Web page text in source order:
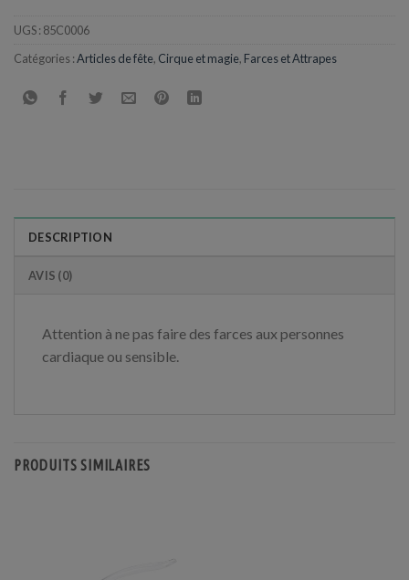
UGS : 85C0006
Catégories :Articles de fête, Cirque et magie, Farces et Attrapes
DESCRIPTION
AVIS (0)
Attention à ne pas faire des farces aux personnes
cardiaque ou sensible.
PRODUITS SIMILAIRES